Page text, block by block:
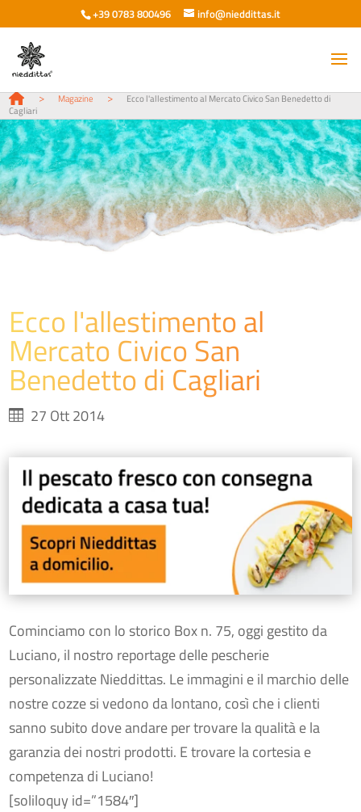
+39 0783 800496 info@nieddittas.it
> Magazine >
Ecco l'allestimento al Mercato Civico San Benedetto di
Cagliari
Ecco l'allestimento al
Mercato Civico San
Benedetto di Cagliari
27 Ott 2014
Cominciamo con lo storico Box n. 75, oggi gestito da
Luciano, il nostro reportage delle pescherie
personalizzate Nieddittas. Le immagini e il marchio delle
nostre cozze si vedono da lontano, così che i clienti
sanno subito dove andare per trovare la qualità e la
garanzia dei nostri prodotti. E trovare la cortesia e
competenza di Luciano!
[soliloquy id=”1584″]